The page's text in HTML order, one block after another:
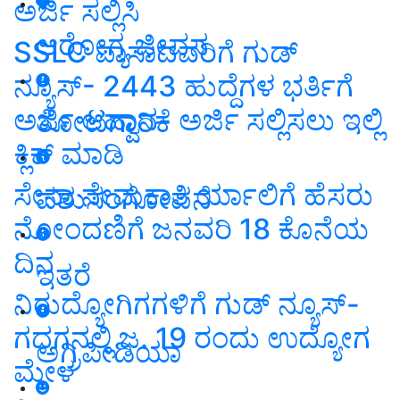
ಆರೋಗ್ಯ ಜೀವನ
ತೋಟಗಾರಿಕೆ
ಪಶುಸಂಗೋಪನೆ
ಇತರೆ
ಅಗ್ರಿಪೀಡಿಯಾ
ಅರ್ಜಿ ಸಲ್ಲಿಸಿ
SSLC ಪಾಸಾದವರಿಗೆ ಗುಡ್
ನ್ಯೂಸ್- 2443 ಹುದ್ದೆಗಳ ಭರ್ತಿಗೆ
ಅರ್ಜಿ ಆಹ್ವಾನ- ಅರ್ಜಿ ಸಲ್ಲಿಸಲು ಇಲ್ಲಿ
ಕ್ಲಿಕ್ ಮಾಡಿ
ಸೇನಾ ನೇಮಕಾತಿ ರ್ಯಾಲಿಗೆ ಹೆಸರು
ನೋಂದಣಿಗೆ ಜನವರಿ 18 ಕೊನೆಯ
ದಿನ
ನಿರುದ್ಯೋಗಿಗಗಳಿಗೆ ಗುಡ್ ನ್ಯೂಸ್-
ಗದಗನಲ್ಲಿ ಜ. 19 ರಂದು ಉದ್ಯೋಗ
ಮೇಳ